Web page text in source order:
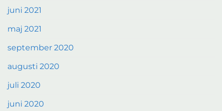
juni 2021
maj 2021
september 2020
augusti 2020
juli 2020
juni 2020